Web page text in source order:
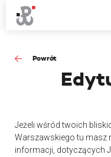
Powrót
Jeżeli wśród twoich
Warszawskiego tu masz
informacji, dotyczących